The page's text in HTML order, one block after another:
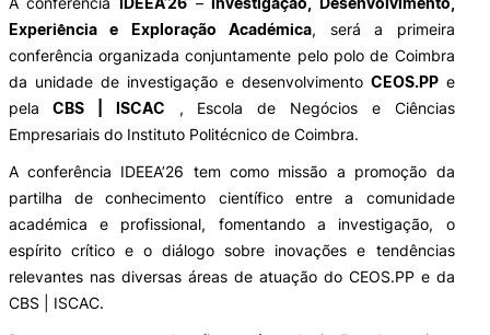
Laboratórios
Investigação e Projetos
Eco-Escola & Eco-Campus
Observatórios
Experiência e Exploração Académica, será a primeira
conferência organizada conjuntamente pelo polo de Coimbra
da unidade de investigação e desenvolvimento CEOS.PPe
pelaCBS | ISCAC , Escola de Negócios e Ciências
Empresariais do Instituto Politécnico de Coimbra.
A conferência IDEEA’26 tem como missão a promoção da
partilha de conhecimento científico entre a comunidade
académica e profissional, fomentando a investigação, o
espírito crítico e o diálogo sobre inovações e tendências
relevantes nas diversas áreas de atuação do CEOS.PP e da
CBS | ISCAC.